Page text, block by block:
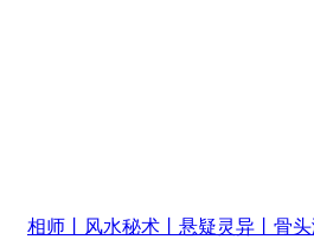
相师丨风水秘术丨悬疑灵异丨骨头